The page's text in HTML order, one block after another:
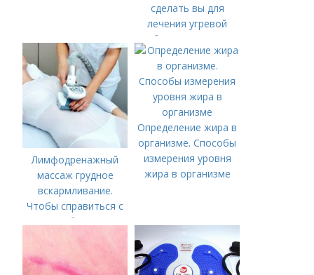
сделать вы для
лечения угревой
болезни (акне)
Лимфодренажный
массаж грудное
вскармливание.
Чтобы справиться с
нагрубанием,
необходимо
следующие действия:
Определение жира в
организме. Способы
измерения уровня
жира в организме